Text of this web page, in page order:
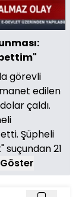
Oynatma
Hızı
görevli
edilen
çaldı.
Şüpheli
suçundan 21